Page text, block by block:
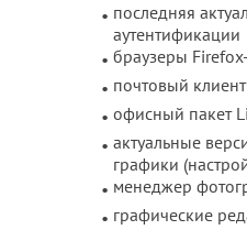
последняя
аутентификации
браузеры
почтовый
офисный пакет
актуальные
графики
менеджер
графические